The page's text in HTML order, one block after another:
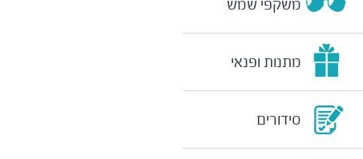
משקפי שמש
מתנות ופנאי
סידורים